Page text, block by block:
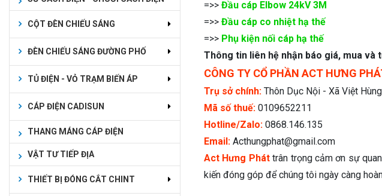
CỘT ĐÈN CHIẾU SÁNG
ĐÈN CHIẾU SÁNG ĐƯỜNG PHỐ
TỦ ĐIỆN - VỎ TRẠM BIẾN ÁP
CÁP ĐIỆN CADISUN
THANG MÁNG CÁP ĐIỆN
VẬT TƯ TIẾP ĐỊA
THIẾT BỊ ĐÓNG CẮT CHINT
=>> Đầu cáp Elbow 24kV 3M
=>> Đầu cáp co nhiệt hạ thế
=>> Phụ kiện nối cáp hạ thế
Thông tin liên hệ nhận báo giá, mua và
CÔNG TY CỔ PHẦN ACT HƯNG
Trụ sở chính: Thôn Dục Nội - Xã Việt
Mã số thuế: 0109652211
Hotline/Zalo: 0868.146.135
Email: Acthungphat@gmail.com
Act Hưng Pháttrân trọng cảm ơn sự
kiến đóng góp để chúng tôi ngày càng